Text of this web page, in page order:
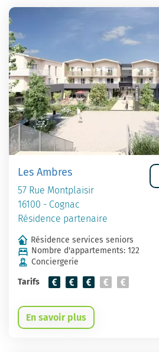
Les Ambres
57 Rue Montplaisir
16100 - Cognac
Résidence partenaire
Résidence services seniors
Nombre d'appartements: 122
Conciergerie
Tarifs
En savoir plus